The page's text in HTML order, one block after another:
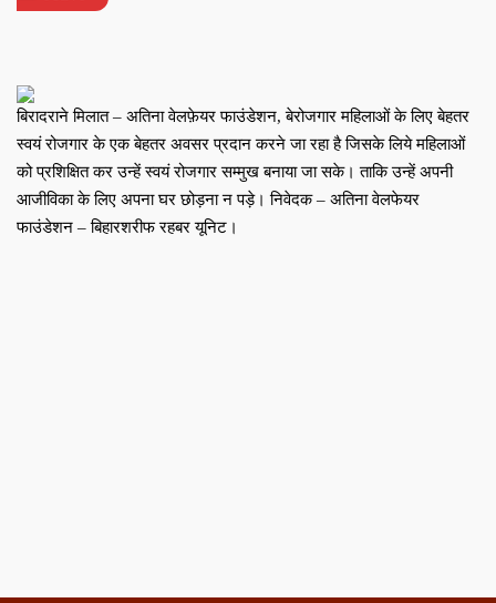
बिरादराने मिलात – अतिना वेलफ़ेयर फाउंडेशन, बेरोजगार महिलाओं के लिए बेहतर
स्वयं रोजगार के एक बेहतर अवसर प्रदान करने जा रहा है जिसके लिये महिलाओं
को प्रशिक्षित कर उन्हें स्वयं रोजगार सम्मुख बनाया जा सके। ताकि उन्हें अपनी
आजीविका के लिए अपना घर छोड़ना न पड़े। निवेदक – अतिना वेलफेयर
फाउंडेशन – बिहारशरीफ रहबर यूनिट।